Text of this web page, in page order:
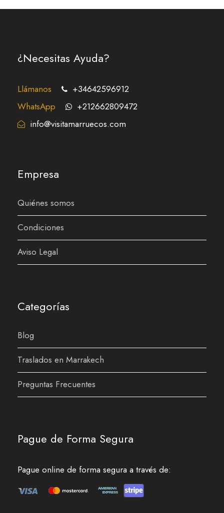
¿Necesitas Ayuda?
Llámanos
+34642596912
WhatsApp
+212662809472
info@visitamarruecos.com
Empresa
Quiénes somos
Condiciones
Aviso Legal
Categorías
Blog
Traslados en Marrakech
Preguntas Frecuentes
Pague de Forma Segura
Pague online de forma segura a través de: